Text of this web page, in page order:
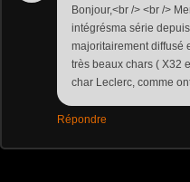
Bonjour,<br /> <br />
intégrésma série
majoritairement diffusé
très beaux chars ( X32
char Leclerc, comme
Répondre